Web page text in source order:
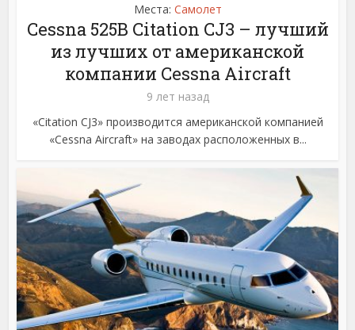
Места: Самолет
Cessna 525B Citation CJ3 – лучший
из лучших от американской
компании Cessna Aircraft
9 лет назад
«Citation CJ3» производится американской компанией
«Cessna Aircraft» на заводах расположенных в...